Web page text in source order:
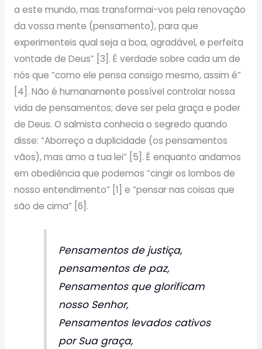
a este mundo, mas transformai-vos pela renovação
da vossa mente (pensamento), para que
experimenteis qual seja a boa, agradável, e perfeita
vontade de Deus” [3]. É verdade sobre cada um de
nós que “como ele pensa consigo mesmo, assim é”
[4]. Não é humanamente possível controlar nossa
vida de pensamentos; deve ser pela graça e poder
de Deus. O salmista conhecia o segredo quando
disse: “Aborreço a duplicidade (os pensamentos
vãos), mas amo a tua lei” [5]. É enquanto andamos
em obediência que podemos “cingir os lombos de
nosso entendimento” [1] e “pensar nas coisas que
são de cima” [6].
Pensamentos de justiça,
pensamentos de paz,
Pensamentos que glorificam
nosso Senhor,
Pensamentos levados cativos
por Sua graça,